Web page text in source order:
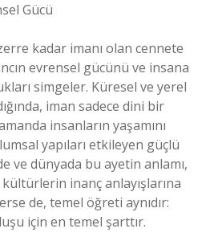
Gücü
kadar imanı olan cennete
evrensel gücünü ve insana
simgeler. Küresel ve yerel
iman sadece dini bir
insanların yaşamını
yapıları etkileyen güçlü
ve dünyada bu ayetin anlamı,
inanç anlayışlarına
de, temel öğreti aynıdır:
için en temel şarttır.